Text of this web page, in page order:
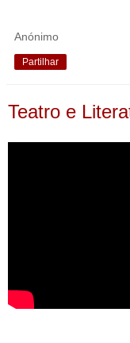
Anónimo
Partilhar
Teatro e